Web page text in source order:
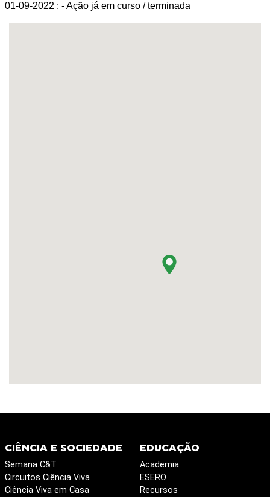
01-09-2022 : - Ação já em curso / terminada
CIÊNCIA E SOCIEDADE
Semana C&T
Circuitos Ciência Viva
Ciência Viva em Casa
EDUCAÇÃO
Academia
ESERO
Recursos